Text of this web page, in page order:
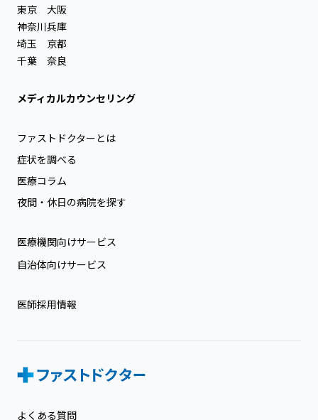
東京
神奈川
埼玉
千葉
大阪
兵庫
京都
奈良
メディカルカウンセリング
ファストドクターとは
症状を調べる
医療コラム
夜間・休日の病院を探す
医療機関向けサービス
自治体向けサービス
医師採用情報
よくある質問